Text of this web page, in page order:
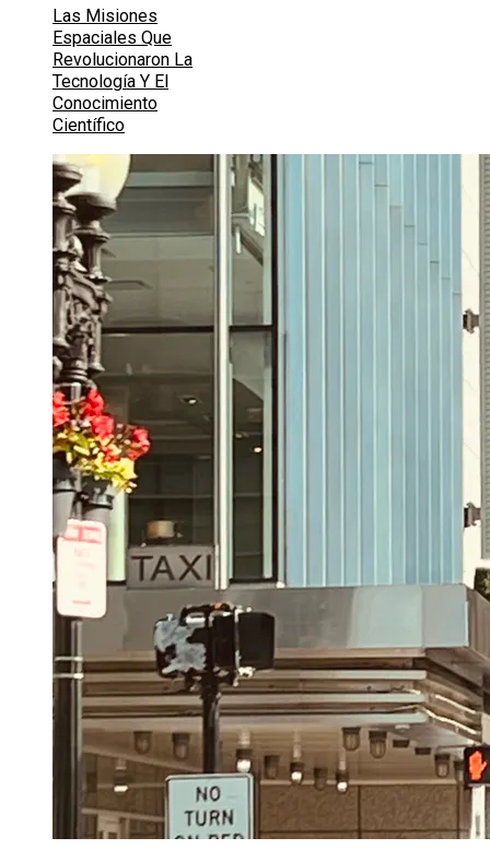
Las Misiones
Espaciales Que
Revolucionaron La
Tecnología Y El
Conocimiento
Científico